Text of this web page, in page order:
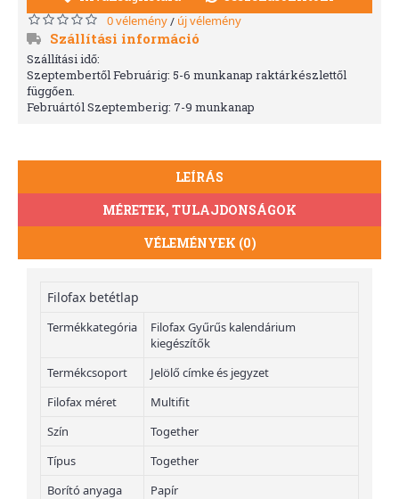
0 vélemény/ új vélemény
Szállítási információ
Szállítási idő:
Szeptembertől Februárig: 5-6 munkanap raktárkészlettől
függően.
Februártól Szeptemberig: 7-9 munkanap
LEÍRÁS
MÉRETEK, TULAJDONSÁGOK
VÉLEMÉNYEK (0)
Filofax betétlap
Termékkategória
Filofax Gyűrűs kalendárium
kiegészítők
Termékcsoport
Jelölő címke és jegyzet
Filofax méret
Multifit
Szín
Together
Típus
Together
Borító anyaga
Papír